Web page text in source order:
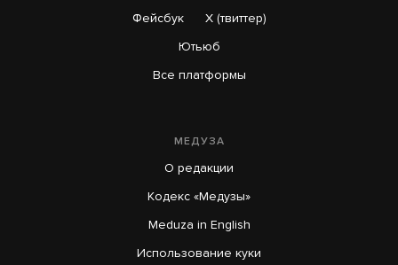
Фейсбук
X (твиттер)
Ютьюб
Все платформы
МЕДУЗА
О редакции
Кодекс «Медузы»
Meduza in English
Использование куки